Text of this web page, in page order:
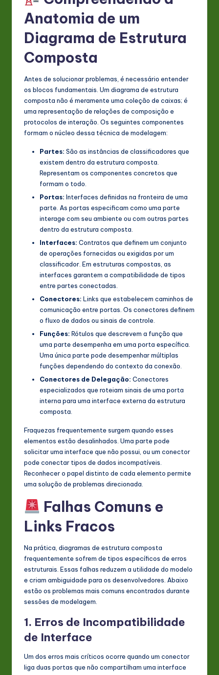
In
ti
o
Anatomia de um
Diagrama de Estrutura
Composta
Antes de solucionar problemas, é necessário entender
os blocos fundamentais. Um diagrama de estrutura
composta não é meramente uma coleção de caixas; é
uma representação de relações de composição e
protocolos de interação. Os seguintes componentes
formam o núcleo dessa técnica de modelagem:
Partes: São as instâncias de classificadores que
existem dentro da estrutura composta.
Representam os componentes concretos que
formam o todo.
Portas: Interfaces definidas na fronteira de uma
parte. As portas especificam como uma parte
interage com seu ambiente ou com outras partes
dentro da estrutura composta.
Interfaces: Contratos que definem um conjunto
de operações fornecidas ou exigidas por um
classificador. Em estruturas compostas, as
interfaces garantem a compatibilidade de tipos
entre partes conectadas.
Conectores: Links que estabelecem caminhos de
comunicação entre portas. Os conectores definem
o fluxo de dados ou sinais de controle.
Funções: Rótulos que descrevem a função que
uma parte desempenha em uma porta específica.
Uma única parte pode desempenhar múltiplas
funções dependendo do contexto da conexão.
Conectores de Delegação: Conectores
especializados que roteiam sinais de uma porta
interna para uma interface externa da estrutura
composta.
Fraquezas frequentemente surgem quando esses
elementos estão desalinhados. Uma parte pode
solicitar uma interface que não possui, ou um conector
pode conectar tipos de dados incompatíveis.
Reconhecer o papel distinto de cada elemento permite
uma solução de problemas direcionada.
Falhas Comuns e
Links Fracos
Na prática, diagramas de estrutura composta
frequentemente sofrem de tipos específicos de erros
estruturais. Essas falhas reduzem a utilidade do modelo
e criam ambiguidade para os desenvolvedores. Abaixo
estão os problemas mais comuns encontrados durante
sessões de modelagem.
1. Erros de Incompatibilidade
de Interface
Um dos erros mais críticos ocorre quando um conector
liga duas portas que não compartilham uma interface